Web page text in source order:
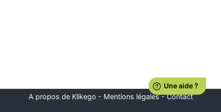
A propos de Klikego - Mentions légales-Contact